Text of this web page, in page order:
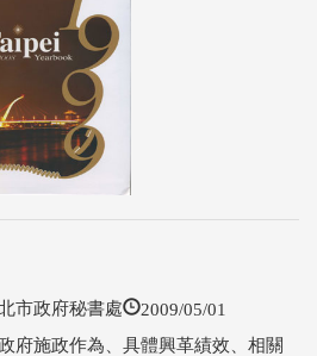
政府秘書處 2009/05/01
府施政作為、具體興革績效、相關